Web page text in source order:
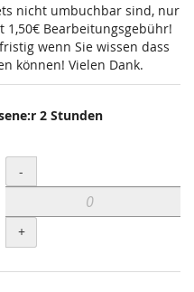
nicht umbuchbar sind, nur
Bearbeitungsgebühr!
wenn Sie wissen dass
können! Vielen Dank.
2 Stunden
Menge
-
+